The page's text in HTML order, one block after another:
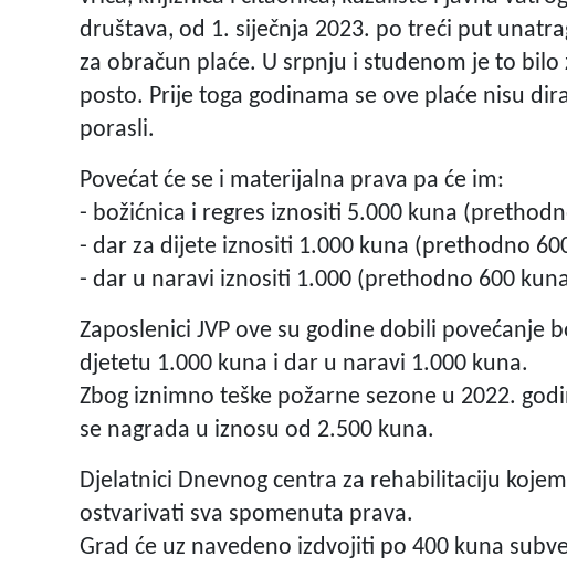
društava, od 1. siječnja 2023. po treći put
za obračun plaće. U srpnju i studenom je to
posto. Prije toga godinama se ove plaće nisu
porasli.
Povećat će se i materijalna prava pa će im:
- božićnica i regres iznositi 5.000 kuna
- dar za dijete iznositi 1.000 kuna (prethodno
- dar u naravi iznositi 1.000 (prethodno 600
Zaposlenici JVP ove su godine dobili povećanje
djetetu 1.000 kuna i dar u naravi 1.000 kuna.
Zbog iznimno teške požarne sezone u 2022.
se nagrada u iznosu od 2.500 kuna.
Djelatnici Dnevnog centra za rehabilitaciju
ostvarivati sva spomenuta prava.
Grad će uz navedeno izdvojiti po 400 kuna